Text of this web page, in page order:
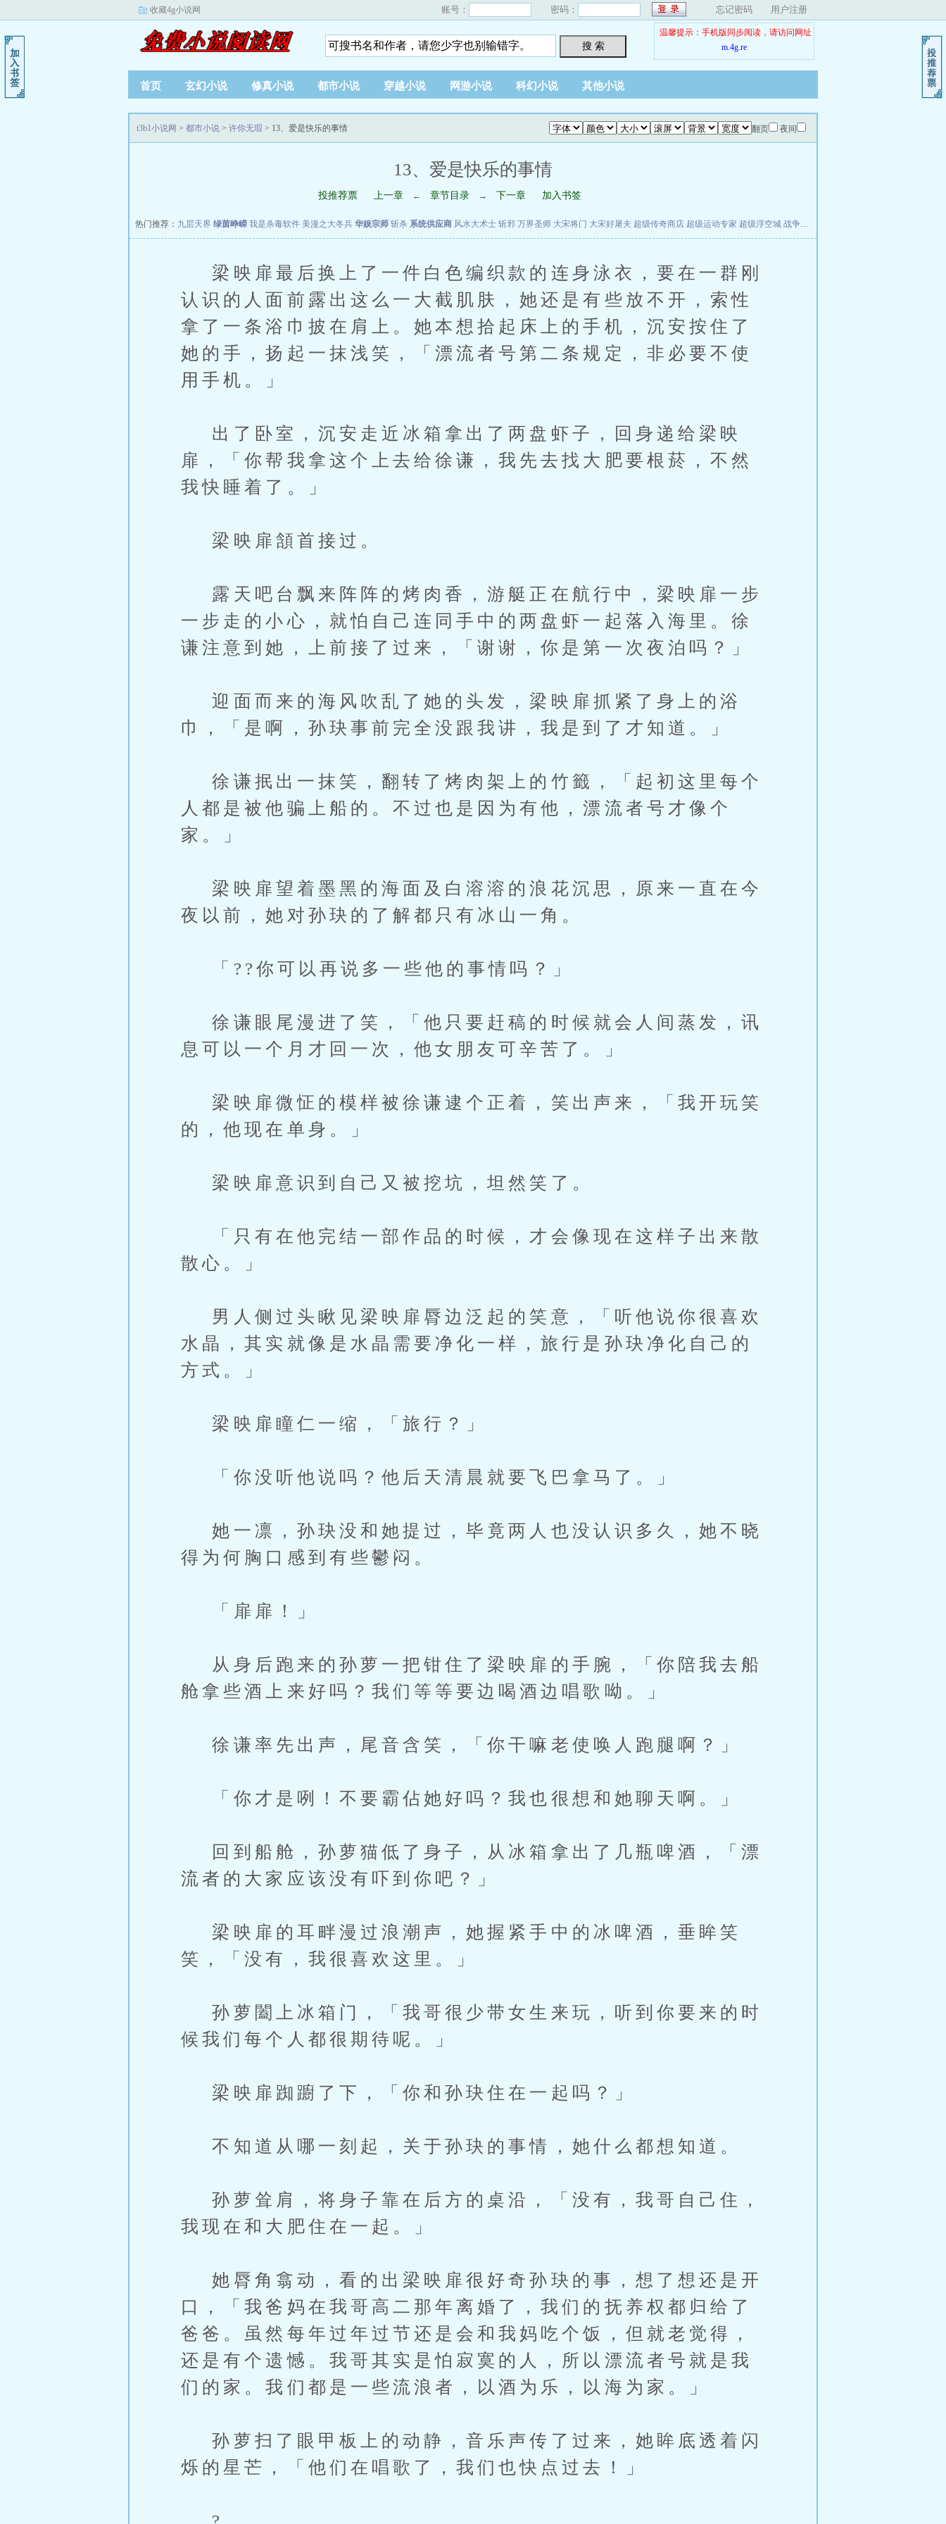
收藏4g小说网 账号： 密码： 忘记密码 用户注册
搜 索
温馨提示：手机版同步阅读，请访问网址
m.4g.re
首页 玄幻小说 修真小说 都市小说 穿越小说 网游小说 科幻小说 其他小说
翻页 夜间
t3b1小说网 > 都市小说 > 许你无瑕 > 13、爱是快乐的事情
13、爱是快乐的事情
投推荐票 上一章 ← 章节目录 → 下一章 加入书签
热门推荐： 九层天界 绿茵峥嵘 我是杀毒软件 美漫之大冬兵 华娱宗师 斩杀 系统供应商 风水大术士 斩邪 万界圣师 大宋将门 大宋好屠夫 超级传奇商店 超级运动专家 超级浮空城 战争天堂
梁映扉最后换上了一件白色编织款的连身泳衣，要在一群刚
认识的人面前露出这么一大截肌肤，她还是有些放不开，索性
拿了一条浴巾披在肩上。她本想拾起床上的手机，沉安按住了
她的手，扬起一抹浅笑，「漂流者号第二条规定，非必要不使
用手机。」
出了卧室，沉安走近冰箱拿出了两盘虾子，回身递给梁映
扉，「你帮我拿这个上去给徐谦，我先去找大肥要根菸，不然
我快睡着了。」
梁映扉頷首接过。
露天吧台飘来阵阵的烤肉香，游艇正在航行中，梁映扉一步
一步走的小心，就怕自己连同手中的两盘虾一起落入海里。徐
谦注意到她，上前接了过来，「谢谢，你是第一次夜泊吗？」
迎面而来的海风吹乱了她的头发，梁映扉抓紧了身上的浴
巾，「是啊，孙玦事前完全没跟我讲，我是到了才知道。」
徐谦抿出一抹笑，翻转了烤肉架上的竹籤，「起初这里每个
人都是被他骗上船的。不过也是因为有他，漂流者号才像个
家。」
梁映扉望着墨黑的海面及白溶溶的浪花沉思，原来一直在今
夜以前，她对孙玦的了解都只有冰山一角。
「??你可以再说多一些他的事情吗？」
徐谦眼尾漫进了笑，「他只要赶稿的时候就会人间蒸发，讯
息可以一个月才回一次，他女朋友可辛苦了。」
梁映扉微怔的模样被徐谦逮个正着，笑出声来，「我开玩笑
的，他现在单身。」
梁映扉意识到自己又被挖坑，坦然笑了。
「只有在他完结一部作品的时候，才会像现在这样子出来散
散心。」
男人侧过头瞅见梁映扉脣边泛起的笑意，「听他说你很喜欢
水晶，其实就像是水晶需要净化一样，旅行是孙玦净化自己的
方式。」
梁映扉瞳仁一缩，「旅行？」
「你没听他说吗？他后天清晨就要飞巴拿马了。」
她一凛，孙玦没和她提过，毕竟两人也没认识多久，她不晓
得为何胸口感到有些鬱闷。
「扉扉！」
从身后跑来的孙萝一把钳住了梁映扉的手腕，「你陪我去船
舱拿些酒上来好吗？我们等等要边喝酒边唱歌呦。」
徐谦率先出声，尾音含笑，「你干嘛老使唤人跑腿啊？」
「你才是咧！不要霸佔她好吗？我也很想和她聊天啊。」
回到船舱，孙萝猫低了身子，从冰箱拿出了几瓶啤酒，「漂
流者的大家应该没有吓到你吧？」
梁映扉的耳畔漫过浪潮声，她握紧手中的冰啤酒，垂眸笑
笑，「没有，我很喜欢这里。」
孙萝闔上冰箱门，「我哥很少带女生来玩，听到你要来的时
候我们每个人都很期待呢。」
梁映扉踟躕了下，「你和孙玦住在一起吗？」
不知道从哪一刻起，关于孙玦的事情，她什么都想知道。
孙萝耸肩，将身子靠在后方的桌沿，「没有，我哥自己住，
我现在和大肥住在一起。」
她脣角翕动，看的出梁映扉很好奇孙玦的事，想了想还是开
口，「我爸妈在我哥高二那年离婚了，我们的抚养权都归给了
爸爸。虽然每年过年过节还是会和我妈吃个饭，但就老觉得，
还是有个遗憾。我哥其实是怕寂寞的人，所以漂流者号就是我
们的家。我们都是一些流浪者，以酒为乐，以海为家。」
孙萝扫了眼甲板上的动静，音乐声传了过来，她眸底透着闪
烁的星芒，「他们在唱歌了，我们也快点过去！」